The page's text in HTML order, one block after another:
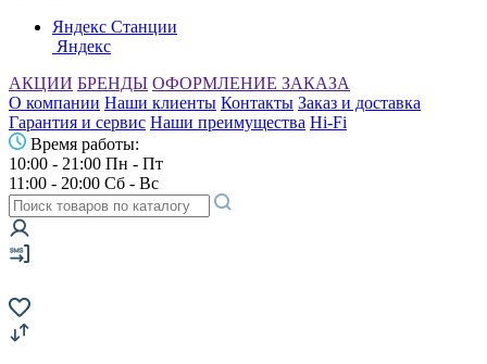
Яндекс Станции
Яндекс
АКЦИИ БРЕНДЫ ОФОРМЛЕНИЕ ЗАКАЗА
О компании Наши клиенты Контакты Заказ и доставка
Гарантия и сервис Наши преимущества Hi-Fi
Время работы:
10:00 - 21:00 Пн - Пт
11:00 - 20:00 Сб - Вс